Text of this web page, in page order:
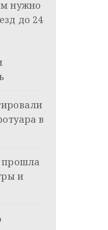
нужно
до 24
в
прошла
и